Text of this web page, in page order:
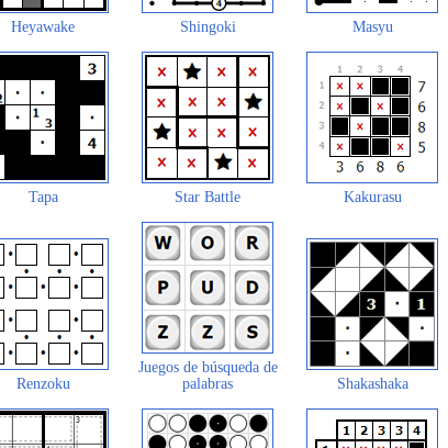
Heyawake Shingoki Masyu
Tapa Star Battle Kakurasu
Renzoku
Juegos de búsqueda de
palabras
Shakashaka